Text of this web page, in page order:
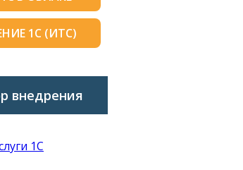
1С (ИТС)
внедрения